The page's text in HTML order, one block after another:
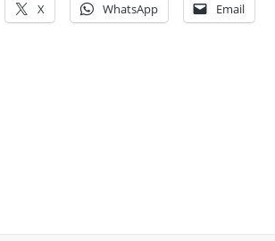
X WhatsApp Email